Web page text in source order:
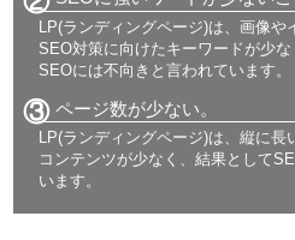
LP(ランディングページ)は、画像や
SEO対策に向けたキーワードが少な
SEOには不向きと言われています。
③ ページ数が少ない。
LP(ランディングページ)は、縦に長
コンテンツが少なく、結果として
います。